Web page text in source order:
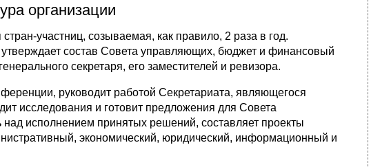
организации
участниц, созываемая, как правило, 2 раза в год.
состав Совета управляющих, бюджет и финансовый
секретаря, его заместителей и ревизора.
руководит работой Секретариата, являющегося
исследования и готовит предложения для Совета
исполнением принятых решений, составляет проекты
экономический, юридический, информационный и